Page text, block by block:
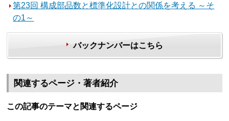
第23回 構成部品数と標準化設計との関係を考える ～そ
の1～
バックナンバーはこちら
関連するページ・著者紹介
この記事のテーマと関連するページ